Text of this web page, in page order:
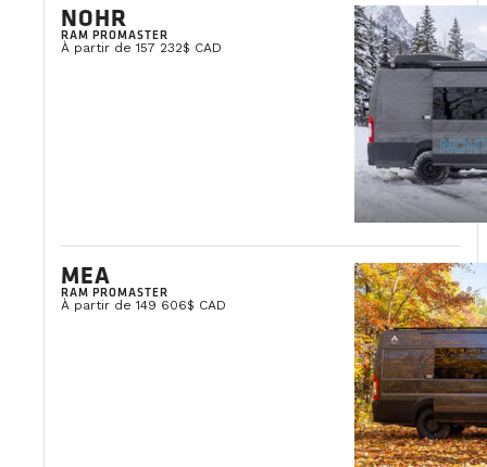
NOHR
RAM PROMASTER
À partir de 157 232$ CAD
MEA
RAM PROMASTER
À partir de 149 606$ CAD